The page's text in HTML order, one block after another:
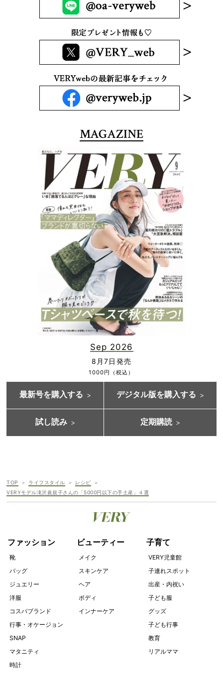
MAGAZINE
Sep 2026
8月7日発売
1000円（税込）
最新号を購入する デジタル版を購入する
試し読み 定期購読
TOP ライフスタイル
レシピ
VERYモデル滝沢眞規子さんの「5000円以下の手土産」４選
ファッション
靴
バッグ
ジュエリー
洋服
コスパブランド
行事・オケージョン
SNAP
マタニティ
時計
ビューティー
メイク
スキンケア
ヘア
ボディ
インナーケア
子育て
VERY児童館
子連れスポット
出産・内祝い
子ども服
グッズ
子ども行事
教育
リアルママ